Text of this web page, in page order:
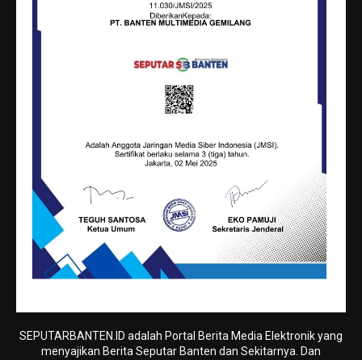
SEPUTARBANTEN.ID adalah Portal Berita Media Elektronik yang
menyajikan Berita Seputar Banten dan Sekitarnya. Dan